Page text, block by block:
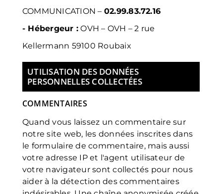
COMMUNICATION – 02.99.83.72.16
- Hébergeur : OVH – OVH – 2 rue
Kellermann 59100 Roubaix
UTILISATION DES DONNÉES
PERSONNELLES COLLECTÉES
COMMENTAIRES
Quand vous laissez un commentaire sur
notre site web, les données inscrites dans
le formulaire de commentaire, mais aussi
votre adresse IP et l'agent utilisateur de
votre navigateur sont collectés pour nous
aider à la détection des commentaires